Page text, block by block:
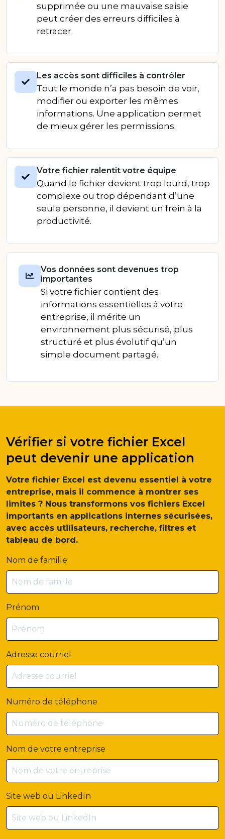
supprimée ou une mauvaise saisie
peut créer des erreurs difficiles à
retracer.
Les accès sont difficiles à contrôler
Tout le monde n’a pas besoin de voir,
modifier ou exporter les mêmes
informations. Une application permet
de mieux gérer les permissions.
Votre fichier ralentit votre équipe
Quand le fichier devient trop lourd, trop
complexe ou trop dépendant d’une
seule personne, il devient un frein à la
productivité.
Vos données sont devenues trop
importantes
Si votre fichier contient des
informations essentielles à votre
entreprise, il mérite un
environnement plus sécurisé, plus
structuré et plus évolutif qu’un
simple document partagé.
Vérifier si votre fichier Excel
peut devenir une application
Votre fichier Excel est devenu essentiel à votre
entreprise, mais il commence à montrer ses
limites ? Nous transformons vos fichiers Excel
importants en applications internes sécurisées,
avec accès utilisateurs, recherche, filtres et
tableau de bord.
Nom de famille
Prénom
Adresse courriel
Numéro de téléphone
Nom de votre entreprise
Site web ou LinkedIn